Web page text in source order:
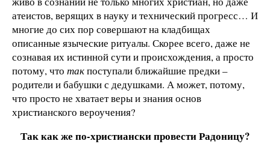
атеистов, верящих в науку и технический прогресс… И
многие до сих пор совершают на кладбищах
описанные языческие ритуалы. Скорее всего, даже не
сознавая их истинной сути и происхождения, а просто
потому, что такпоступали ближайшие предки –
родители и бабушки с дедушками. А может, потому,
что просто не хватает веры и знания основ
христианского вероучения?
Так как же по-христиански провести Радоницу?